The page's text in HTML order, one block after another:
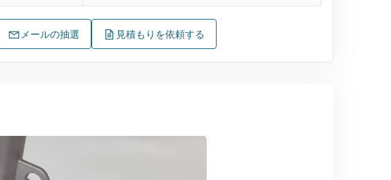
メールの抽選 見積もりを依頼する